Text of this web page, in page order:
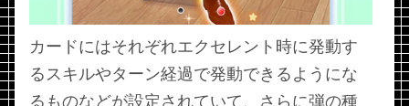
カードにはそれぞれエクセレント時に発動す
るスキルやターン経過で発動できるようにな
るものなどが設定されていて、さらに弾の種